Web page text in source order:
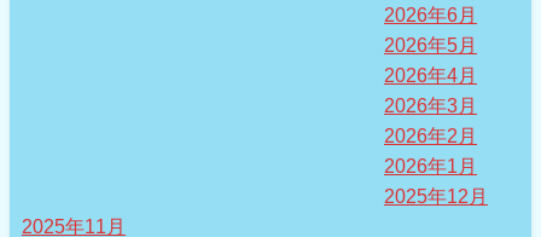
2026年6月
2026年5月
2026年4月
2026年3月
2026年2月
2026年1月
2025年12月
2025年11月